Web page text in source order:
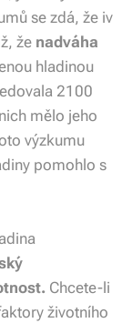
se zdá, že iv
že nadváha
hladinou
2100
mělo jeho
výzkumu
pomohlo s
Chcete-li
životního